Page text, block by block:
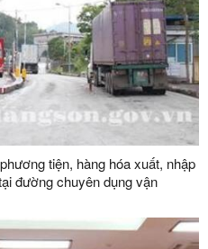
tiện, hàng hóa xuất, nhập
đường chuyên dụng vận
mốc 1088/2-1089 thuộc cặp
Nam) - Hữu Nghị Quan (Trung